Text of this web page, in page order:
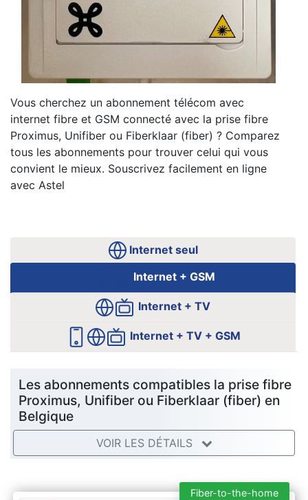
Vous cherchez un abonnement télécom avec
internet fibre et GSM connecté avec la prise fibre
Proximus, Unifiber ou Fiberklaar (fiber) ? Comparez
tous les abonnements pour trouver celui qui vous
convient le mieux. Souscrivez facilement en ligne
avec Astel
Internet seul
Internet + GSM
Internet + TV
Internet + TV + GSM
Les abonnements compatibles la prise fibre
Proximus, Unifiber ou Fiberklaar (fiber) en
Belgique
VOIR LES DÉTAILS
Fiber-to-the-home